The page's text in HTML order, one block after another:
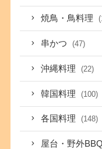
焼鳥・鳥料理
串かつ (47)
沖縄料理 (22)
韓国料理 (100)
各国料理 (148)
屋台・野外BBQ